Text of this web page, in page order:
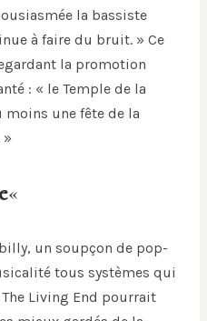
la bassiste
à faire du bruit. » Ce
la promotion
: « le Temple de la
moins une fête de la
»
«
un soupçon de pop-
tous systèmes qui
Living End pourrait